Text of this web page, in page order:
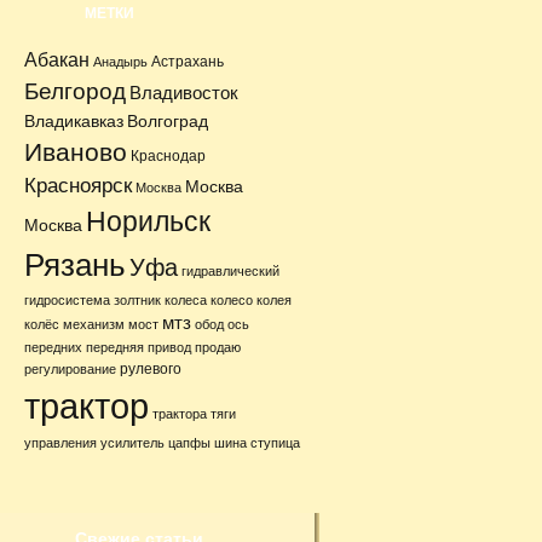
МЕТКИ
Абакан Анадырь Астрахань
Белгород Владивосток
Владикавказ Волгоград
Иваново Краснодар
Красноярск Москва Москва
Москва Норильск
РязаньУфа гидравлический
гидросистема золтник колеса колесо колея
колёс механизм мост мтз обод ось
передних передняя привод продаю
регулирование рулевого
трактор трактора тяги
управления усилитель цапфы шина ступица